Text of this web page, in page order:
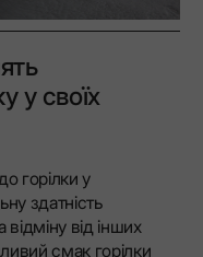
у своїх
горілки у
здатність
від інших
смак горілки